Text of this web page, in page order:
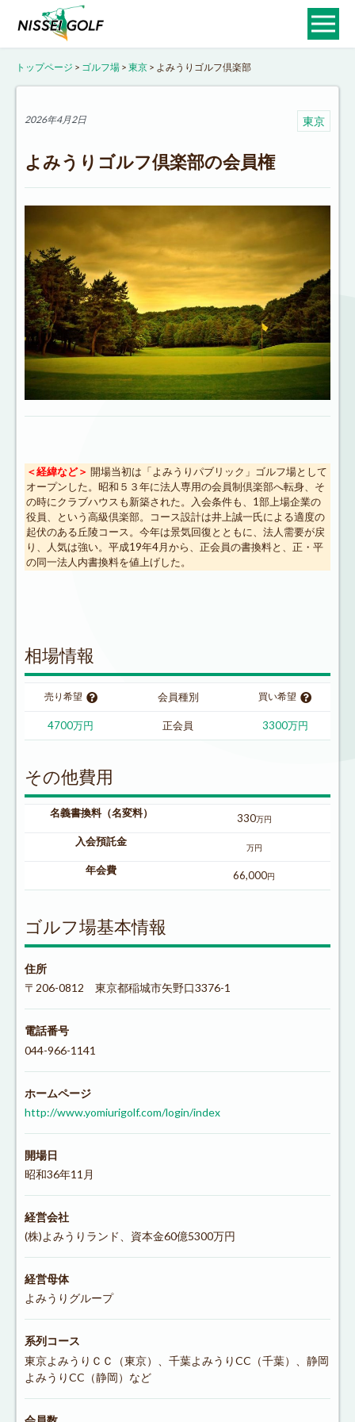
トップページ > ゴルフ場 > 東京 > よみうりゴルフ倶楽部
2026年4月2日 東京
よみうりゴルフ倶楽部の会員権
＜経緯など＞ 開場当初は「よみうりパブリック」ゴルフ場として
オープンした。昭和５３年に法人専用の会員制倶楽部へ転身、そ
の時にクラブハウスも新築された。入会条件も、1部上場企業の
役員、という高級倶楽部。コース設計は井上誠一氏による適度の
起伏のある丘陵コース。今年は景気回復とともに、法人需要が戻
り、人気は強い。平成19年4月から、正会員の書換料と、正・平
の同一法人内書換料を値上げした。
相場情報
売り希望 会員種別 買い希望
4700万円 正会員 3300万円
その他費用
名義書換料（名変料） 330万円
入会預託金 万円
年会費 66,000円
ゴルフ場基本情報
住所
〒206-0812 東京都稲城市矢野口3376-1
電話番号
044-966-1141
ホームページ
http://www.yomiurigolf.com/login/index
開場日
昭和36年11月
経営会社
(株)よみうりランド、資本金60億5300万円
経営母体
よみうりグループ
系列コース
東京よみうりＣＣ（東京）、千葉よみうりCC（千葉）、静岡
よみうりCC（静岡）など